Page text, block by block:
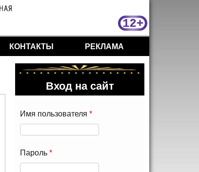
КОНТАКТЫ РЕКЛАМА
Вход на сайт
Имя пользователя *
Пароль *